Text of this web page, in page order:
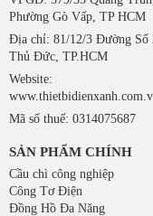
Phường Gò Vấp, TP HCM
Địa chỉ: 81/12/3 Đường Số
Thủ Đức, TP.HCM
Website:
Mã số thuế: 0314075687
SẢN PHẨM CHÍNH
Cầu chì công nghiệp
Công Tơ Điện
Đồng Hồ Đa Năng